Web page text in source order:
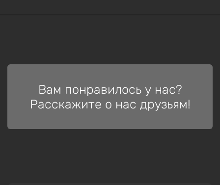
Вам понравилось у нас?
Расскажите о нас друзьям!